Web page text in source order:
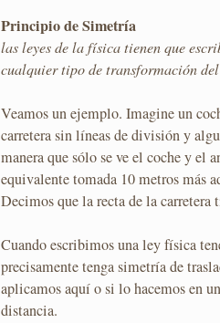
Principio de Simetría
las leyes de la física tienen que
cualquier tipo de transformación
Veamos un ejemplo. Imagine un
carretera sin líneas de división y
manera que sólo se ve el coche y el
equivalente tomada 10 metros más
Decimos que la recta de la
Cuando escribimos una ley física
precisamente tenga simetría de
aplicamos aquí o si lo hacemos en
distancia.